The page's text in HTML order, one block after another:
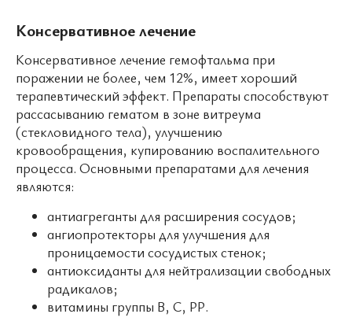
Консервативное лечение
Консервативное лечение гемофтальма при
поражении не более, чем 12%, имеет хороший
терапевтический эффект. Препараты способствуют
рассасыванию гематом в зоне витреума
(стекловидного тела), улучшению
кровообращения, купированию воспалительного
процесса. Основными препаратами для лечения
являются:
антиагреганты для расширения сосудов;
ангиопротекторы для улучшения для
проницаемости сосудистых стенок;
антиоксиданты для нейтрализации свободных
радикалов;
витамины группы В, С, РР.